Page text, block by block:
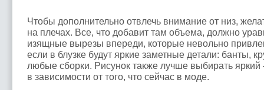
Чтобы дополнительно отвлечь внимание от низ,
на плечах. Все, что добавит там объема, должно
изящные вырезы впереди, которые невольно
если в блузке будут яркие заметные детали: банты,
любые сборки. Рисунок также лучше выбирать яркий
в зависимости от того, что сейчас в моде.